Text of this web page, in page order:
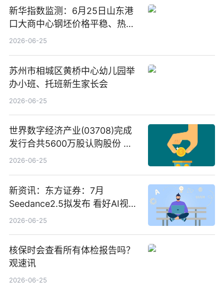
新华指数监测：6月25日山东港
口大商中心钢坯价格平稳、热轧
C料价格微幅下跌
2026-06-25
苏州市相城区黄桥中心幼儿园举
办小班、托班新生家长会
2026-06-25
世界数字经济产业(03708)完成
发行合共5600万股认购股份 净
筹约1007万港元 独家焦点
2026-06-25
新资讯：东方证券：7月
Seedance2.5拟发布 看好AI视频
创作工作流进一步提效
2026-06-25
核保时会查看所有体检报告吗？
观速讯
2026-06-25